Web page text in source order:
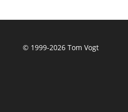
© 1999-2026 Tom Vogt